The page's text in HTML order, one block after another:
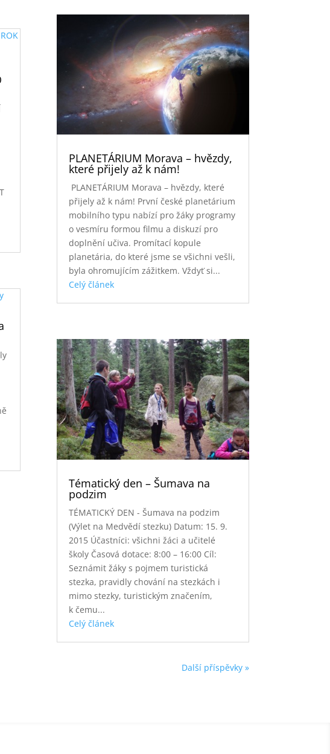
PLANETÁRIUM Morava – hvězdy,
které přijely až k nám!
PLANETÁRIUM Morava – hvězdy, které
přijely až k nám! První české planetárium
mobilního typu nabízí pro žáky programy
o vesmíru formou filmu a diskuzí pro
doplnění učiva. Promítací kopule
planetária, do které jsme se všichni vešli,
byla ohromujícím zážitkem. Vždyť si...
Celý článek
Tématický den – Šumava na
podzim
TÉMATICKÝ DEN - Šumava na podzim
(Výlet na Medvědí stezku) Datum: 15. 9.
2015 Účastníci: všichni žáci a učitelé
školy Časová dotace: 8:00 – 16:00 Cíl:
Seznámit žáky s pojmem turistická
stezka, pravidly chování na stezkách i
mimo stezky, turistickým značením,
k čemu...
Celý článek
Další příspěvky »